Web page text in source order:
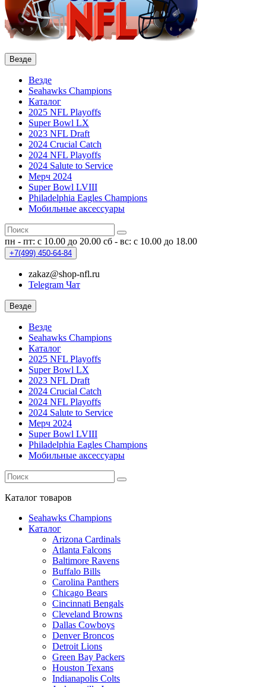
Везде
Везде
Seahawks Champions
Каталог
2025 NFL Playoffs
Super Bowl LX
2023 NFL Draft
2024 Crucial Catch
2024 NFL Playoffs
2024 Salute to Service
Мерч 2024
Super Bowl LVIII
Philadelphia Eagles Champions
Мобильные аксессуары
пн - пт: с 10.00 до 20.00 сб - вс: с 10.00 до 18.00
+7(499) 450-64-84
zakaz@shop-nfl.ru
Telegram Чат
Везде
Везде
Seahawks Champions
Каталог
2025 NFL Playoffs
Super Bowl LX
2023 NFL Draft
2024 Crucial Catch
2024 NFL Playoffs
2024 Salute to Service
Мерч 2024
Super Bowl LVIII
Philadelphia Eagles Champions
Мобильные аксессуары
Каталог товаров
Seahawks Champions
Каталог
Arizona Cardinals
Atlanta Falcons
Baltimore Ravens
Buffalo Bills
Carolina Panthers
Chicago Bears
Cincinnati Bengals
Cleveland Browns
Dallas Cowboys
Denver Broncos
Detroit Lions
Green Bay Packers
Houston Texans
Indianapolis Colts